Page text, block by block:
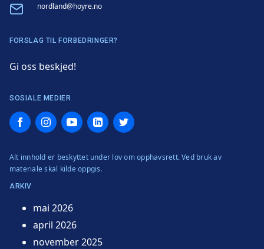
Email nordland@hoyre.no
FORSLAG TIL FORBEDRINGER?
Gi oss beskjed!
SOSIALE MEDIER
FacebookInstagramYouTubeLinkedInTwitter
Alt innhold er beskyttet under lov om opphavsrett. Ved bruk av
materiale skal kilde oppgis.
ARKIV
mai 2026
april 2026
november 2025